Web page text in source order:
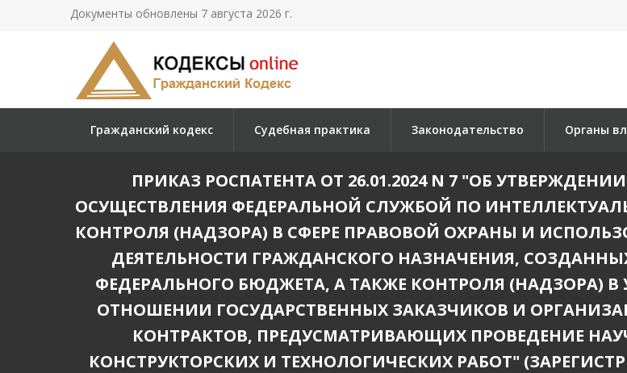
Документы обновлены 7 августа 2026 г.
Гражданский кодекс Судебная практика Законодательство Органы
ПРИКАЗ РОСПАТЕНТА ОТ 26.01.2024 N 7 "ОБ
ОСУЩЕСТВЛЕНИЯ ФЕДЕРАЛЬНОЙ СЛУЖБОЙ ПО
КОНТРОЛЯ (НАДЗОРА) В СФЕРЕ ПРАВОВОЙ ОХРАНЫ И
ДЕЯТЕЛЬНОСТИ ГРАЖДАНСКОГО НАЗНАЧЕНИЯ,
ФЕДЕРАЛЬНОГО БЮДЖЕТА, А ТАКЖЕ КОНТРОЛЯ (НАДЗОРА)
ОТНОШЕНИИ ГОСУДАРСТВЕННЫХ ЗАКАЗЧИКОВ И
КОНТРАКТОВ, ПРЕДУСМАТРИВАЮЩИХ ПРОВЕДЕНИЕ
КОНСТРУКТОРСКИХ И ТЕХНОЛОГИЧЕСКИХ РАБОТ"